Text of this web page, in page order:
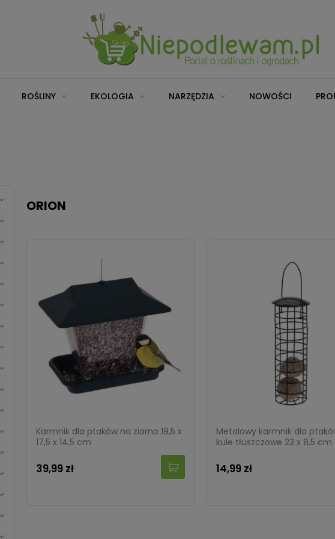
ROŚLINY EKOLOGIA NARZĘDZIA NOWOŚCI
ORION
Karmnik dla ptaków na ziarno 19,5 x
17,5 x 14,5 cm
39,99 zł
Metalowy karmnik dla
kule tłuszczowe 23 x 8,5 cm
14,99 zł